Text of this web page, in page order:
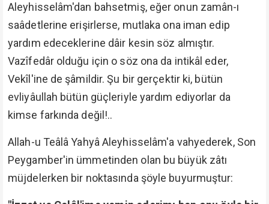
Aleyhisselâm'dan bahsetmiş, eğer onun zamân-ı
saâdetlerine erişirlerse, mutlaka ona iman edip
yardım edeceklerine dâir kesin söz almıştır.
Vazîfedâr olduğu için o söz ona da intikâl eder,
Vekîl'ine de şâmildir. Şu bir gerçektir ki, bütün
evliyâullah bütün güçleriyle yardım ediyorlar da
kimse farkında değil!..
Allah-u Teâlâ Yahyâ Aleyhisselâm'a vahyederek, Son
Peygamber'in ümmetinden olan bu büyük zâtı
müjdelerken bir noktasında şöyle buyurmuştur: